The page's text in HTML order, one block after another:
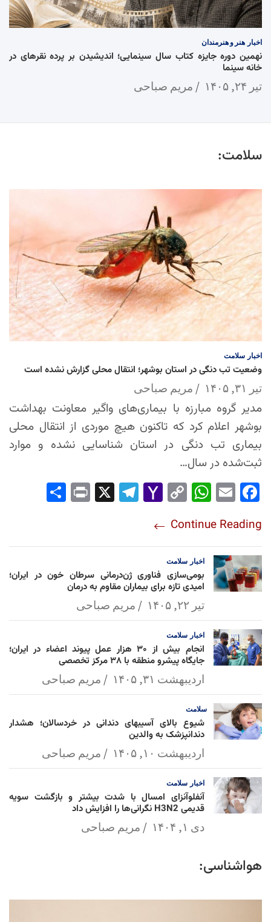
اخبار هنر و هنرمندان
نهمین دوره جایزه کتاب سال سینمایی؛ اندیشیدن بر پرده نقرهای در
خانه سینما
تیر ۲۴, ۱۴۰۵ مریم صباحی
سلامت:
اخبار سلامت
وضعیت تب دنگی در استان بوشهر؛ انتقال محلی گزارش نشده است
تیر ۳۱, ۱۴۰۵ مریم صباحی
مدیر گروه مبارزه با بیماری‌های واگیر معاونت بهداشت
بوشهر اعلام کرد که تاکنون هیچ موردی از انتقال محلی
بیماری تب دنگی در استان شناسایی نشده و موارد
ثبت‌شده در سال…
Fac
ok
Em
Wh
Ap
p
Co
Lin
k
Yah
l
Tel
Pri
Continue Reading
اخبار سلامت
بومی‌سازی فناوری ژن‌درمانی سرطان خون در ایران؛
امیدی تازه برای بیماران مقاوم به درمان
تیر ۲۲, ۱۴۰۵ مریم صباحی
اخبار سلامت
انجام بیش از ۳۰ هزار عمل پیوند اعضاء در ایران؛
جایگاه پیشرو منطقه با ۳۸ مرکز تخصصی
اردیبهشت ۳۱, ۱۴۰۵ مریم صباحی
سلامت
شیوع بالای آسیبهای دندانی در خردسالان؛ هشدار
دندانپزشک به والدین
اردیبهشت ۱۰, ۱۴۰۵ مریم صباحی
اخبار سلامت
آنفلوآنزای امسال با شدت بیشتر و بازگشت سویه
قدیمی H3N2 نگرانی‌ها را افزایش داد
دی ۱, ۱۴۰۴ مریم صباحی
هواشناسی: